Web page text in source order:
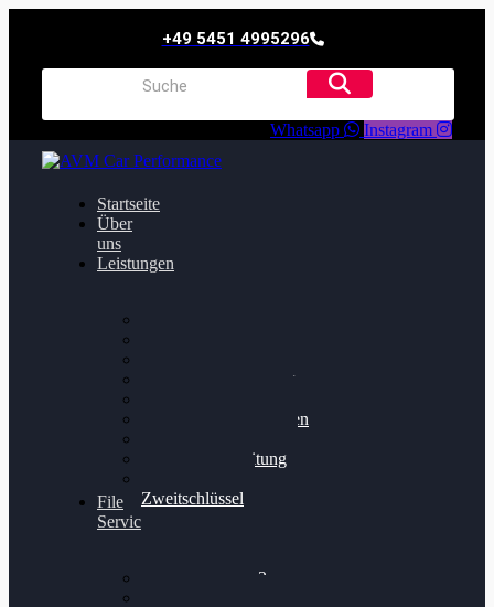
+49 5451 4995296
Whatsapp Instagram
Startseite
Über
uns
Leistungen
Getriebeoptimierung
Bremsscheiben planen
Felgenaufbereitung
Zweitschlüssel
File
Service
Alientech Kess3